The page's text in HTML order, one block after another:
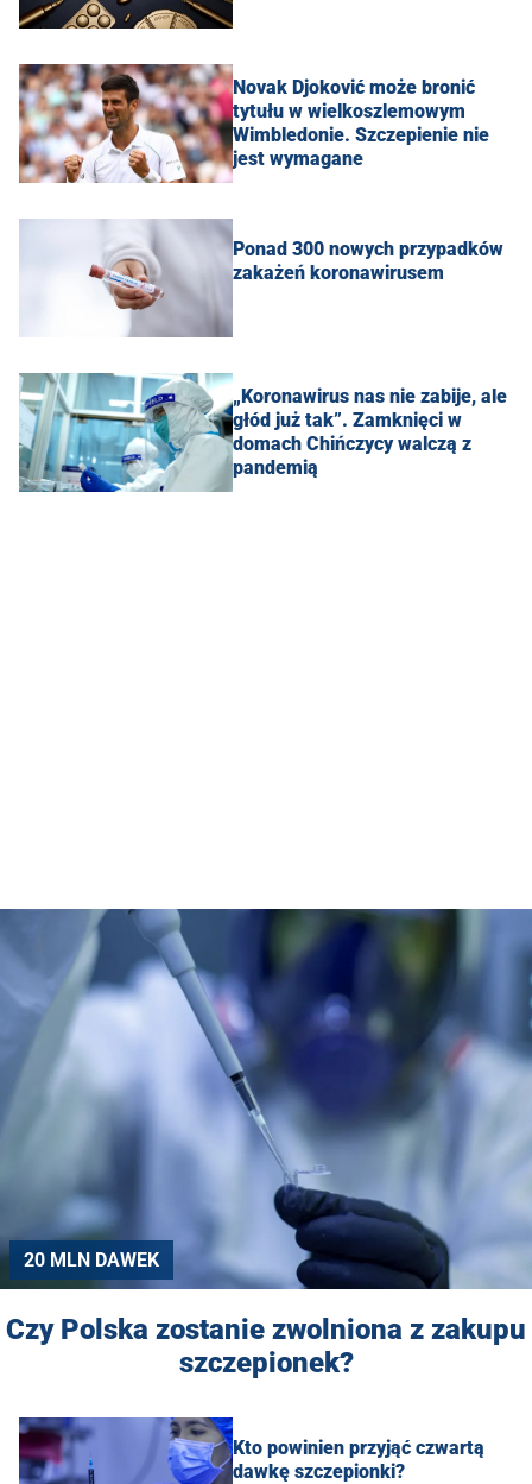
Novak Djoković może bronić
tytułu w wielkoszlemowym
Wimbledonie. Szczepienie nie
jest wymagane
Ponad 300 nowych przypadków
zakażeń koronawirusem
„Koronawirus nas nie zabije, ale
głód już tak”. Zamknięci w
domach Chińczycy walczą z
pandemią
20 MLN DAWEK
Czy Polska zostanie zwolniona z zakupu
szczepionek?
Kto powinien przyjąć czwartą
dawkę szczepionki?